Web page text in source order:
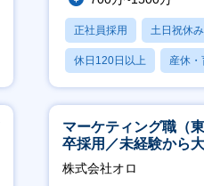
正社員採用 土日祝休み
休日120日以上 産休・
賞与あり
マーケティング職（
卒採用／未経験から
ーケティングが経験
実】
株式会社オロ